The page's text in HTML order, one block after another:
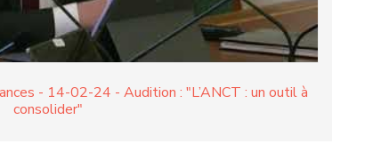
- 14-02-24 - Audition : "L’ANCT : un outil à
consolider"